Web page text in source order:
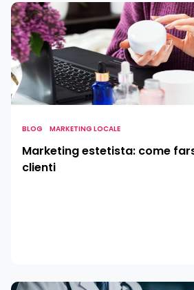
Marketing
estetista:
come
farsi
un
giro
di
clienti
BLOG MARKETING LOCALE
Marketing estetista: come
clienti